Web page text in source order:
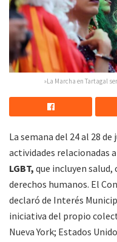
»La Marcha en Tartagal
La semana del 24 al 28
actividades relacionadas
LGBT, que incluyen
derechos humanos. El
declaró de Interés
iniciativa del propio
Nueva York; Estados